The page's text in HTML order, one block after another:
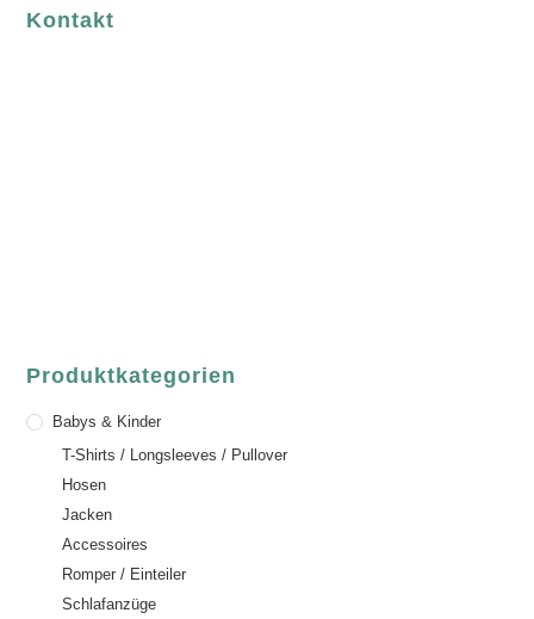
Kontakt
Produktkategorien
Babys & Kinder
T-Shirts / Longsleeves / Pullover
Hosen
Jacken
Accessoires
Romper / Einteiler
Schlafanzüge